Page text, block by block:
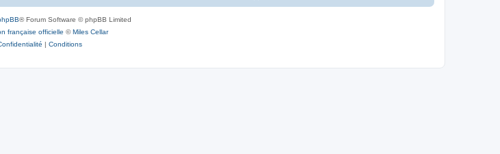
® Forum Software © phpBB Limited
française officielle ©Miles Cellar
| Conditions